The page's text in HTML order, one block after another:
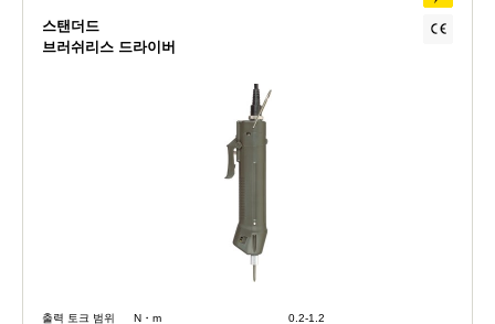
스탠더드
브러쉬리스 드라이버
출력 토크 범위 N・m 0.2-1.2